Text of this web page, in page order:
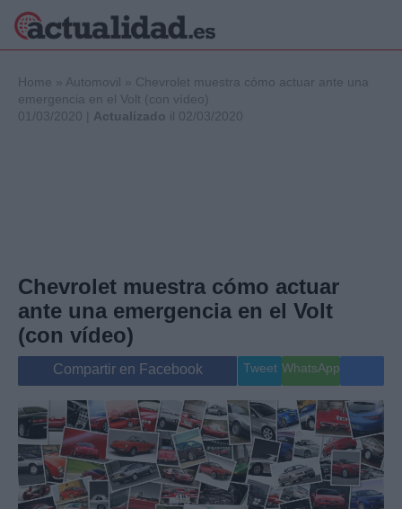
Internacional
Viajes
Gente
Musica
Home » Automovil » Chevrolet muestra cómo actuar ante una
emergencia en el Volt (con vídeo)
01/03/2020 | Actualizado il 02/03/2020
Chevrolet muestra cómo actuar
ante una emergencia en el Volt
(con vídeo)
Compartir en Facebook Tweet WhatsApp